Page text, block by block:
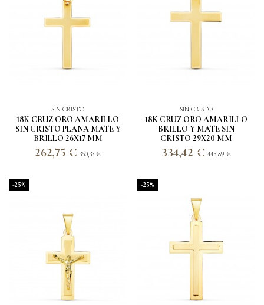
SIN CRISTO
18K CRUZ ORO AMARILLO
SIN CRISTO PLANA MATE Y
BRILLO 26X17 MM
262,75 €350,33 €
SIN CRISTO
18K CRUZ ORO AMARILLO
BRILLO Y MATE SIN
CRISTO 29X20 MM
334,42 €445,89 €
-25% -25%